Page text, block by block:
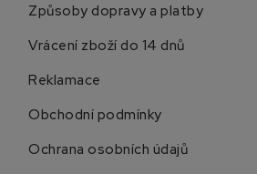
Způsoby dopravy a platby
Vrácení zboží do 14 dnů
Reklamace
Obchodní podmínky
Ochrana osobních údajů